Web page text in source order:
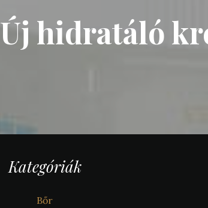
Új hidratáló
Kategóriák
Bőr